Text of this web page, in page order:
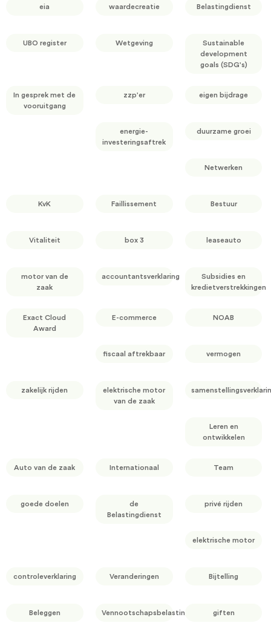
eia waardecreatie Belastingdienst
UBO register Wetgeving
Sustainable
development
goals (SDG's)
In gesprek met de
vooruitgang
zzp'er eigen bijdrage
energie-
investeringsaftrek
duurzame groei
Netwerken
KvK Faillissement Bestuur
Vitaliteit box 3 leaseauto
motor van de
zaak
accountantsverklaring
Subsidies en
kredietverstrekkingen
Exact Cloud
Award
E-commerce NOAB
fiscaal aftrekbaar vermogen
zakelijk rijden
elektrische motor
van de zaak
Leren en
ontwikkelen
Auto van de zaak Internationaal Team
goede doelen
de
Belastingdienst
privé rijden
elektrische motor
controleverklaring Veranderingen Bijtelling
Beleggen Vennootschapsbelasting giften